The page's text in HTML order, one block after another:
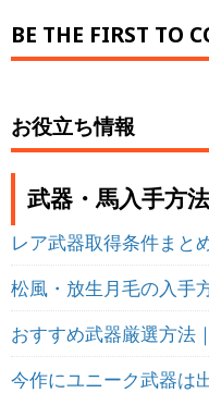
BE THE FIRST TO
お役立ち情報
武器・馬入手方法
レア武器取得条件まと
松風・放生月毛の入手
おすすめ武器厳選方法
今作にユニーク武器は